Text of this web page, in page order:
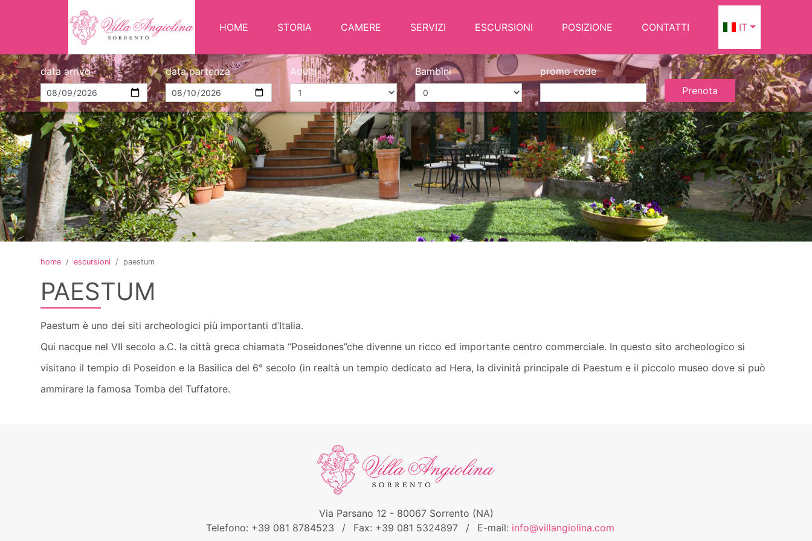
HOME STORIA CAMERE SERVIZI ESCURSIONI POSIZIONE CONTATTI IT
data arrivo data partenza Adulti Bambini
promo code
Prenota
home escursioni paestum
PAESTUM
Paestum è uno dei siti archeologici più importanti d’Italia.
Qui nacque nel VII secolo a.C. la città greca chiamata “Poseidones”che divenne un ricco ed importante centro commerciale. In questo sito archeologico si
visitano il tempio di Poseidon e la Basilica del 6° secolo (in realtà un tempio dedicato ad Hera, la divinità principale di Paestum e il piccolo museo dove si può
ammirare la famosa Tomba del Tuffatore.
Via Parsano 12 - 80067 Sorrento (NA)
Telefono: +39 081 8784523
/ Fax: +39 081 5324897 / E-mail: info@villangiolina.com